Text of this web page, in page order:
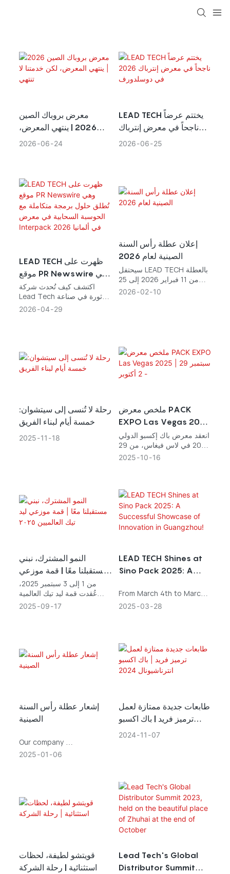
معرض بروباك الصين
2026 | ينتهي المعرض،
لكن خدمتنا لا تنتهي
2026 06 24
LEAD TECH يختتم عرضاً
ناجحاً في معرض إنترباك
2026 06 25
LEAD TECH ظهرت على
موقع PR Newswire وهي
تُطلق حلول برمجة متكاملة
مع الحوسبة السحابية في
معرض Interpack 2026
اكتشف كيف تُحدث شركة
Lead Tech ثورة في صناعة
التغليف من خلال حلول الترميز
المبتكرة على موقع PR
Newswire، حيث تُعزز الكفاءة
وإمكانية التتبع في عمليات
وتأثيرها على مستقبل حلول
الترميز.
2026 04 29
إعلان عطلة رأس السنة
الصينية لعام 2026
سيحتفل LEAD TECH بالعطلة
من 11 فبراير 2026 إلى 25
فبراير 2026. وستستأنف
2026 02 10
رحلة لا تُنسى إلى سيتشوان:
خمسة أيام لبناء الفريق
2025 11 18
ملخص معرض PACK
EXPO Las Vegas 2025
| 29 سبتمبر - 2 أكتوبر
انعقد معرض باك إكسبو الدولي
2025 في لاس فيغاس، من 29
سبتمبر إلى 2 أكتوبر 2025.
منصةً لاكتشاف أحدث
الابتكارات.
2025 10 16
النمو المشترك، نبني
مستقبلنا معًا | قمة موزعي
ليد تيك العالميين ٢٠٢٥
من 1 إلى 3 سبتمبر 2025،
عُقدت قمة ليد تيك العالمية
للموزعين 2025 تحت شعار
لتبادل صداقات وطيدة، وشهدوا
الابتكار التكنولوجي، ورسموا
ملامح التنمية، لينطلقوا في
2025 09 17
LEAD TECH Shines at
Sino Pack 2025: A
of Innovation in
Guangzhou!
From March 4th to March
6th, 2025, LEAD TECH
As one of leading CIJ
manufacturer in the coding
and marking industry, LEAD
TECH was excited to
with industry
professionals and
partners from around the
world.
2025 03 28
إشعار عطلة رأس السنة
الصينية
Our company
will be closed from
Thursday
Thursday
2025 01 06
طابعات جديدة ممتازة لعمل
ترميز فريد | باك اكسبو
انترناشيونال 2024 2024 11 07
قويتشو لطيفة، لحظات
استثنائية | رحلة الشركة
Lead Tech's Global
Distributor Summit